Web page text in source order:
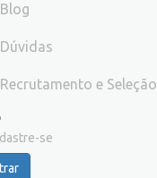
Blog
Dúvidas
Recrutamento e Seleção
se